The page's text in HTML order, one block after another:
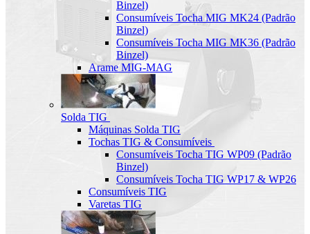
Binzel)
Consumíveis Tocha MIG MK24 (Padrão
Binzel)
Consumíveis Tocha MIG MK36 (Padrão
Binzel)
Arame MIG-MAG
Solda TIG
Máquinas Solda TIG
Tochas TIG & Consumíveis
Consumíveis Tocha TIG WP09 (Padrão
Binzel)
Consumíveis Tocha TIG WP17 & WP26
Consumíveis TIG
Varetas TIG